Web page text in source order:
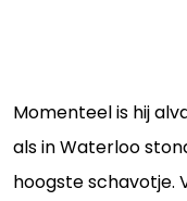
Momenteel is hij
als in Waterloo
hoogste schavotje.